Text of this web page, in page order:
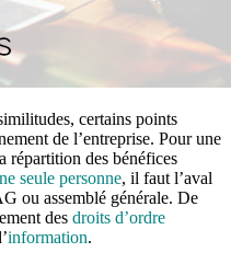
certains points
de l’entreprise. Pour une
répartition des bénéfices
seule personne, il faut l’aval
ou assemblé générale. De
des droits d’ordre
information.